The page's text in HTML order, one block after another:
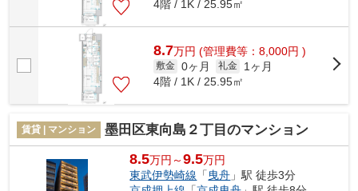
4階 / 1K / 25.95㎡
8.7万円 (管理費等：8,000円 )
敷金 0ヶ月 礼金
1ヶ月
4階 / 1K / 25.95㎡
賃貸 | マンション 墨田区東向島２丁目のマンション
8.5万円～9.5万円
東武伊勢崎線 「 曳舟 」駅 徒歩3分